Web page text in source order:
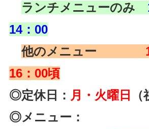
ランチメニューのみ
14：00
他のメニュー
16：00頃
◎定休日： 月・火曜日
◎メニュー：